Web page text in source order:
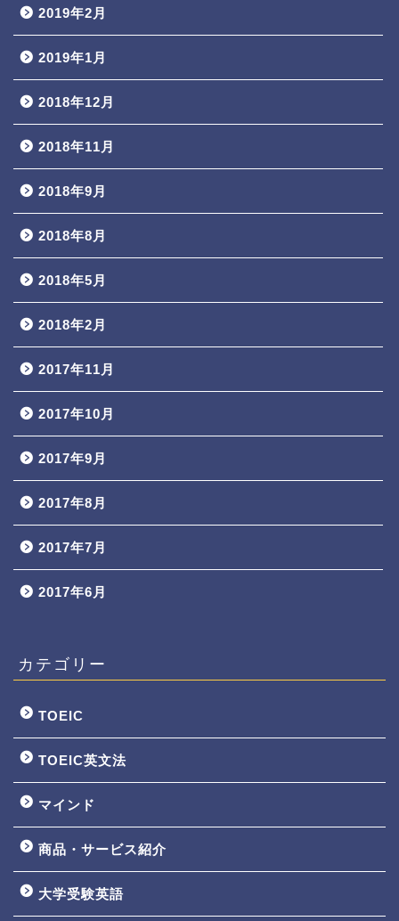
2019年2月
2019年1月
2018年12月
2018年11月
2018年9月
2018年8月
2018年5月
2018年2月
2017年11月
2017年10月
2017年9月
2017年8月
2017年7月
2017年6月
カテゴリー
TOEIC
TOEIC英文法
マインド
商品・サービス紹介
大学受験英語